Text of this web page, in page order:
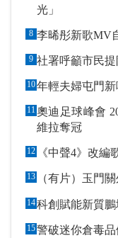
光」
8 李晞彤新歌MV
9 社署呼籲市民
10年輕夫婦屯門
11奧迪足球峰會
維拉奪冠
12 《中聲4》改編
13 （有片）玉門
14科創賦能新質
15警破迷你倉毒